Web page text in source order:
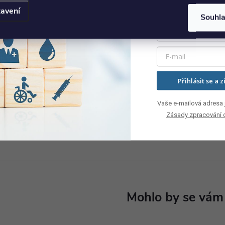
Infuzní stojan nerezový se 4
plastovými háčky
1 965 Kč
Skladem DO KOŠÍKU
Infuzní stojan
kovovými háčky
3 076 Kč
Skladem
Přihlásit se a
Vaše e-mailová adresa
Zásady zpracování